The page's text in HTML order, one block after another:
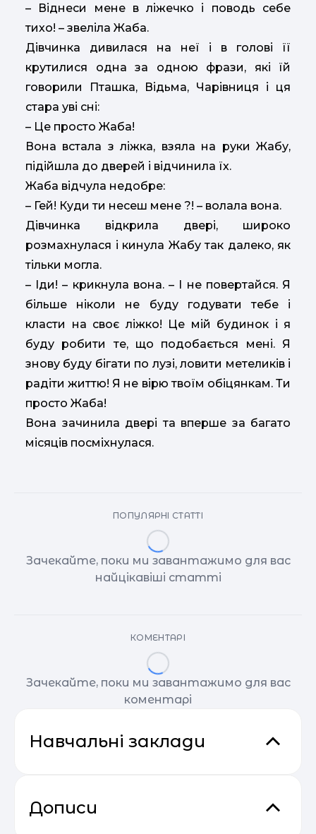
– Віднеси мене в ліжечко і поводь себе
тихо! – звеліла Жаба.
Дівчинка дивилася на неї і в голові її
крутилися одна за одною фрази, які їй
говорили Пташка, Відьма, Чарівниця і ця
стара уві сні:
– Це просто Жаба!
Вона встала з ліжка, взяла на руки Жабу,
підійшла до дверей і відчинила їх.
Жаба відчула недобре:
– Гей! Куди ти несеш мене ?! – волала вона.
Дівчинка відкрила двері, широко
розмахнулася і кинула Жабу так далеко, як
тільки могла.
– Іди! – крикнула вона. – І не повертайся. Я
більше ніколи не буду годувати тебе і
класти на своє ліжко! Це мій будинок і я
буду робити те, що подобається мені. Я
знову буду бігати по лузі, ловити метеликів і
радіти життю! Я не вірю твоїм обіцянкам. Ти
просто Жаба!
Вона зачинила двері та вперше за багато
місяців посміхнулася.
ПОПУЛЯРНІ СТАТТІ
Зачекайте, поки ми завантажимо для вас
найцікавіші статті
КОМЕНТАРІ
Зачекайте, поки ми завантажимо для вас
коментарі
Навчальні заклади
Дописи